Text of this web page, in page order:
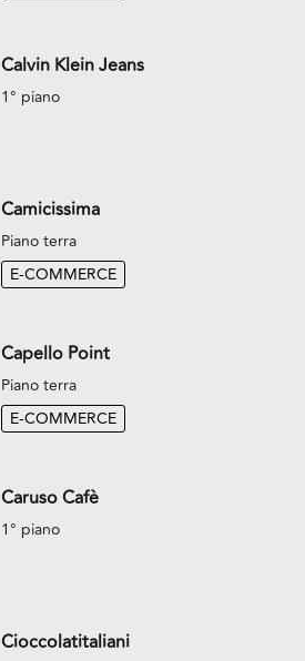
Calvin Klein Jeans
1° piano
Camicissima
Piano terra
E-COMMERCE
Capello Point
Piano terra
E-COMMERCE
Caruso Cafè
1° piano
Cioccolatitaliani